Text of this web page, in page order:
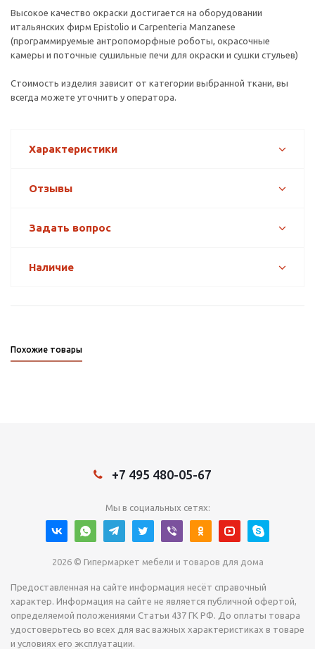
Высокое качество окраски достигается на оборудовании
итальянских фирм Epistolio и Carpenteria Manzanese
(программируемые антропоморфные роботы, окрасочные
камеры и поточные сушильные печи для окраски и сушки стульев)
Стоимость изделия зависит от категории выбранной ткани, вы
всегда можете уточнить у оператора.
Характеристики
Отзывы
Задать вопрос
Наличие
Похожие товары
+7 495 480-05-67
Мы в социальных сетях:
2026 © Гипермаркет мебели и товаров для дома
Предоставленная на сайте информация несёт справочный
характер. Информация на сайте не является публичной офертой,
определяемой положениями Статьи 437 ГК РФ. До оплаты товара
удостоверьтесь во всех для вас важных характеристиках в товаре
и условиях его эксплуатации.